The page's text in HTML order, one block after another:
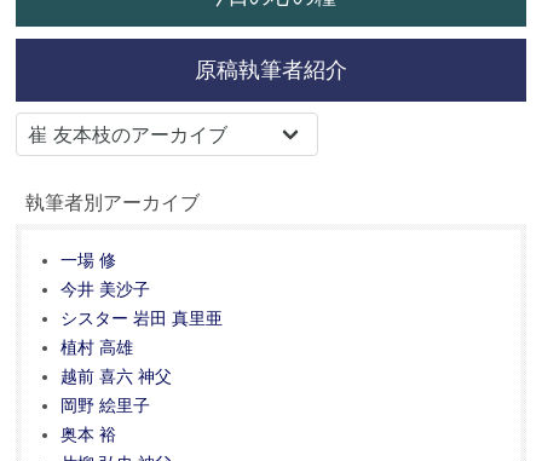
原稿執筆者紹介
執筆者別アーカイブ
一場 修
今井 美沙子
シスター 岩田 真里亜
植村 高雄
越前 喜六 神父
岡野 絵里子
奥本 裕